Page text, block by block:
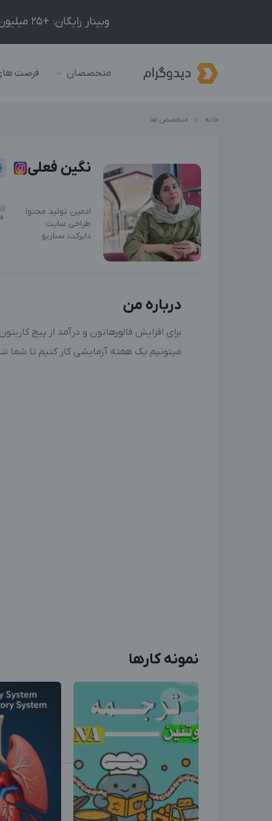
وبینار رایگان: +25 میلیون درآمد در ماه با ادمینیِ شبکه‌های اجتماعی داخلی و خارجی!
متخصصان فرصت
خانه متخصص ها
نگین فعلی
ادمین تولید محتوا
طراحی سایت
دایرکت سناریو
درباره من
برای افزایش فالور‌هاتون و درآمد از پیج‌
میتونیم یک هفته آزمایشی کار کنیم تا شما
نمونه کارها